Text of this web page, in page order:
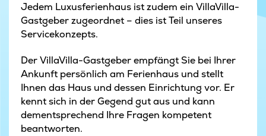
Jedem Luxusferienhaus ist zudem ein VillaVilla-
Gastgeber zugeordnet – dies ist Teil unseres
Servicekonzepts.
Der VillaVilla-Gastgeber empfängt Sie bei Ihrer
Ankunft persönlich am Ferienhaus und stellt
Ihnen das Haus und dessen Einrichtung vor. Er
kennt sich in der Gegend gut aus und kann
dementsprechend Ihre Fragen kompetent
beantworten.